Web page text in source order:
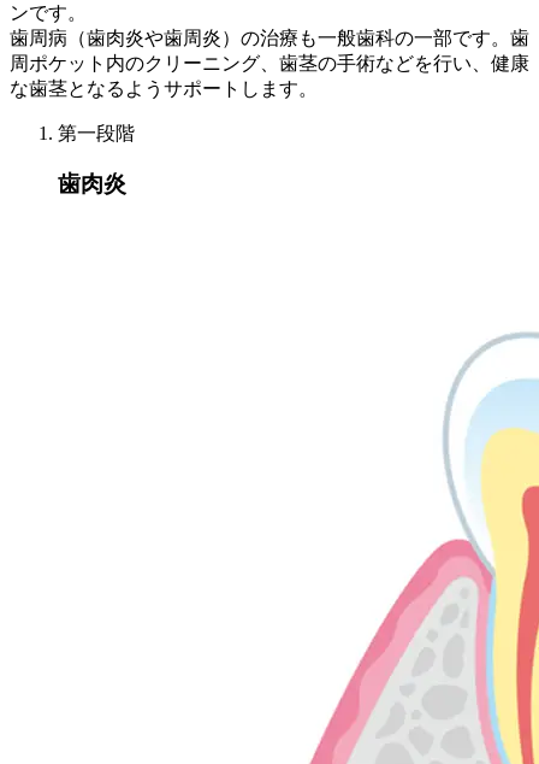
ンです。
歯周病（歯肉炎や歯周炎）の治療も一般歯科の一部です。歯
周ポケット内のクリーニング、歯茎の手術などを行い、健康
な歯茎となるようサポートします。
第一段階
歯肉炎